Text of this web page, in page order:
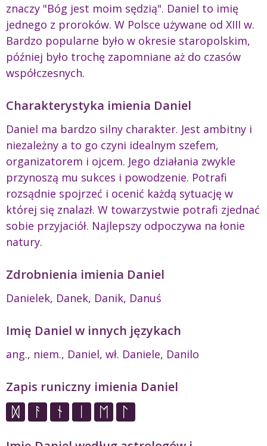
znaczy "Bóg jest moim sędzią". Daniel to imię
jednego z proroków. W Polsce używane od XIII w.
Bardzo popularne było w okresie staropolskim,
później było trochę zapomniane aż do czasów
współczesnych.
Charakterystyka imienia Daniel
Daniel ma bardzo silny charakter. Jest ambitny i
niezależny a to go czyni idealnym szefem,
organizatorem i ojcem. Jego działania zwykle
przynoszą mu sukces i powodzenie. Potrafi
rozsądnie spojrzeć i ocenić każdą sytuację w
której się znalazł. W towarzystwie potrafi zjednać
sobie przyjaciół. Najlepszy odpoczywa na łonie
natury.
Zdrobnienia imienia Daniel
Danielek, Danek, Danik, Danuś
Imię Daniel w innych językach
ang., niem., Daniel, wł. Daniele, Danilo
Zapis runiczny imienia Daniel